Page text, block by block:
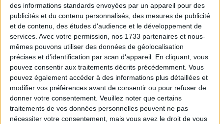
des informations standards envoyées par un appareil pour des
publicités et du contenu personnalisés, des mesures de publicité
et de contenu, des études d'audience et le développement de
services. Avec votre permission, nos 1733 partenaires et nous-
mêmes pouvons utiliser des données de géolocalisation
précises et d’identification par scan d'appareil. En cliquant, vous
pouvez consentir aux traitements décrits précédemment. Vous
pouvez également accéder à des informations plus détaillées et
modifier vos préférences avant de consentir ou pour refuser de
donner votre consentement. Veuillez noter que certains
traitements de vos données personnelles peuvent ne pas
nécessiter votre consentement, mais vous avez le droit de vous
des aspirations et des compétences de chacun.
Accès aux Droits :
La Mission Locale guide les
jeunes dans l’accès à leurs droits sociaux et
professionnels, assurant une meilleure
compréhension des aides disponibles.
Un partenariat local solide
Grâce à une collaboration étroite avec les partenaires
locaux, laMission Locale de Puy Sainte Réparadeoffre